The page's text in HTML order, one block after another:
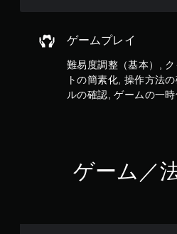
ン
し
た
と
果
を
な
ゲームプレイ
難易度調整（基本）,
トの簡素化, 操作方法
ルの確認, ゲームの一時
ゲーム／